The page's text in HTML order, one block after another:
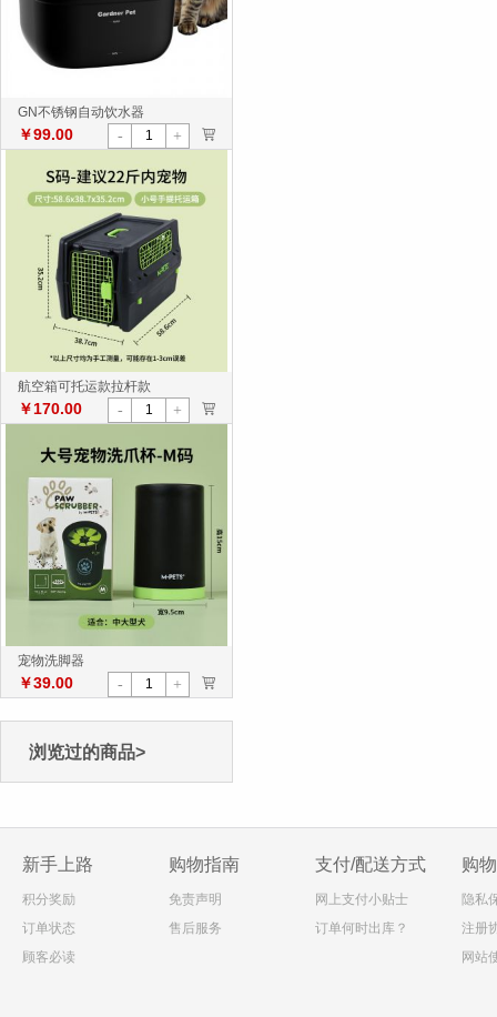
GN不锈钢自动饮水器
￥99.00 - + >
航空箱可托运款拉杆款
￥170.00 - + >
宠物洗脚器
￥39.00 - + >
浏览过的商品>
新手上路
积分奖励
订单状态
顾客必读
购物指南
免责声明
售后服务
支付/配送方式
网上支付小贴士
订单何时出库？
购
隐私
注册
网站